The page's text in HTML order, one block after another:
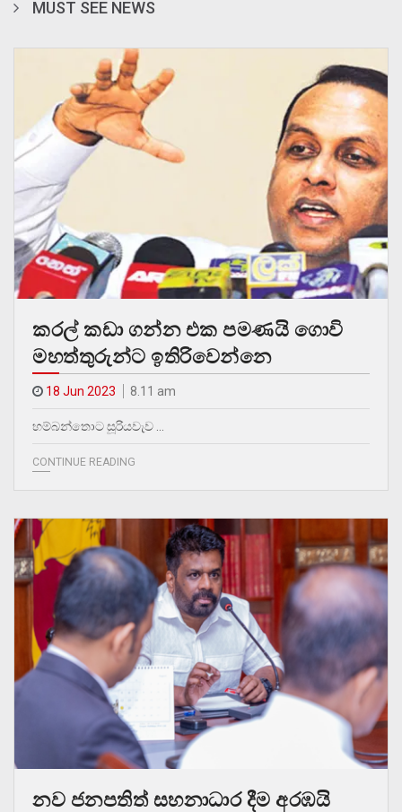
MUST SEE NEWS
කරල් කඩා ගන්න එක පමණයි ගොවි
මහත්තුරුන්ට ඉතිරිවෙන්නෙ
18 Jun 2023 8.11 am
හම්බන්තොට සූරියවැව …
CONTINUE READING
නව ජනපතිත් සහනාධාර දීම අරඹයි